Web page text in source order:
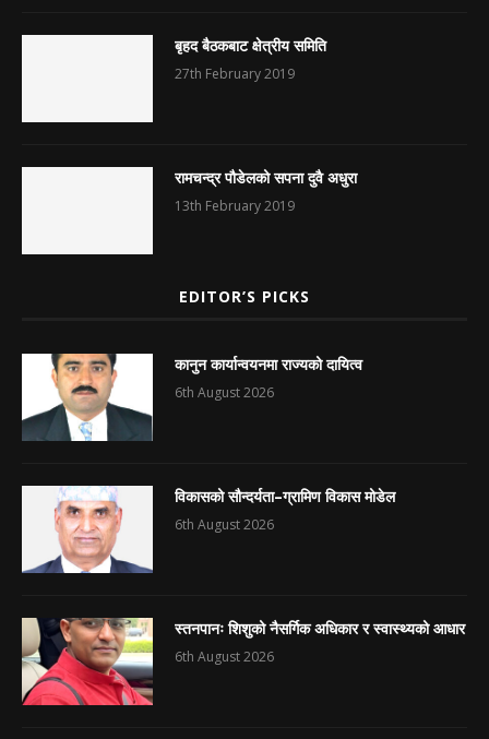
बृहद बैठकबाट क्षेत्रीय समिति
27th February 2019
रामचन्द्र पौडेलको सपना दुवै अधुरा
13th February 2019
EDITOR’S PICKS
कानुन कार्यान्वयनमा राज्यको दायित्व
6th August 2026
विकासको सौन्दर्यता–ग्रामिण विकास मोडेल
6th August 2026
स्तनपानः शिशुको नैसर्गिक अधिकार र स्वास्थ्यको आधार
6th August 2026